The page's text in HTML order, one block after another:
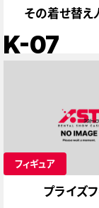
その着せ替え
をする お隣
K-07
フィギュア
プライズ